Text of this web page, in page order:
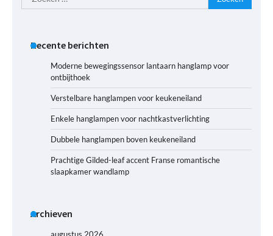
naar:
Recente berichten
Moderne bewegingssensor lantaarn hanglamp voor
ontbijthoek
Verstelbare hanglampen voor keukeneiland
Enkele hanglampen voor nachtkastverlichting
Dubbele hanglampen boven keukeneiland
Prachtige Gilded-leaf accent Franse romantische
slaapkamer wandlamp
Archieven